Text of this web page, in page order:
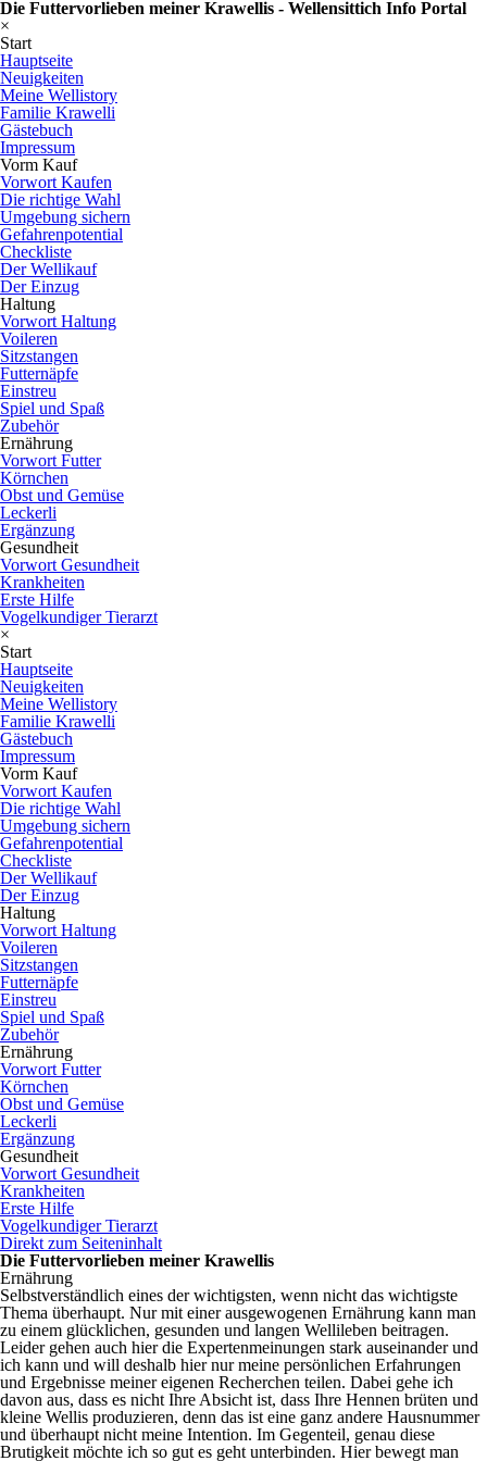
Die Futtervorlieben meiner Krawellis - Wellensittich Info Portal
×
Start
Hauptseite
Neuigkeiten
Meine Wellistory
Familie Krawelli
Gästebuch
Impressum
Vorm Kauf
Vorwort Kaufen
Die richtige Wahl
Umgebung sichern
Gefahrenpotential
Checkliste
Der Wellikauf
Der Einzug
Haltung
Vorwort Haltung
Voileren
Sitzstangen
Futternäpfe
Einstreu
Spiel und Spaß
Zubehör
Ernährung
Vorwort Futter
Körnchen
Obst und Gemüse
Leckerli
Ergänzung
Gesundheit
Vorwort Gesundheit
Krankheiten
Erste Hilfe
Vogelkundiger Tierarzt
×
Start
Hauptseite
Neuigkeiten
Meine Wellistory
Familie Krawelli
Gästebuch
Impressum
Vorm Kauf
Vorwort Kaufen
Die richtige Wahl
Umgebung sichern
Gefahrenpotential
Checkliste
Der Wellikauf
Der Einzug
Haltung
Vorwort Haltung
Voileren
Sitzstangen
Futternäpfe
Einstreu
Spiel und Spaß
Zubehör
Ernährung
Vorwort Futter
Körnchen
Obst und Gemüse
Leckerli
Ergänzung
Gesundheit
Vorwort Gesundheit
Krankheiten
Erste Hilfe
Vogelkundiger Tierarzt
Direkt zum Seiteninhalt
Die Futtervorlieben meiner Krawellis
Ernährung
Selbstverständlich eines der wichtigsten, wenn nicht das wichtigste
Thema überhaupt. Nur mit einer ausgewogenen Ernährung kann man
zu einem glücklichen, gesunden und langen Wellileben beitragen.
Leider gehen auch hier die Expertenmeinungen stark auseinander und
ich kann und will deshalb hier nur meine persönlichen Erfahrungen
und Ergebnisse meiner eigenen Recherchen teilen. Dabei gehe ich
davon aus, dass es nicht Ihre Absicht ist, dass Ihre Hennen brüten und
kleine Wellis produzieren, denn das ist eine ganz andere Hausnummer
und überhaupt nicht meine Intention. Im Gegenteil, genau diese
Brutigkeit möchte ich so gut es geht unterbinden. Hier bewegt man